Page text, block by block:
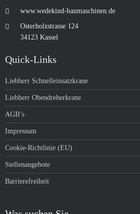
www.wedekind-baumaschinen.de
Osterholzstrasse 124
34123 Kassel
Quick-Links
Liebherr Schnelleinsatzkrane
Liebherr Obendreherkrane
AGB’s
Impressum
Cookie-Richtlinie (EU)
Stellenangebote
Barrierefreiheit